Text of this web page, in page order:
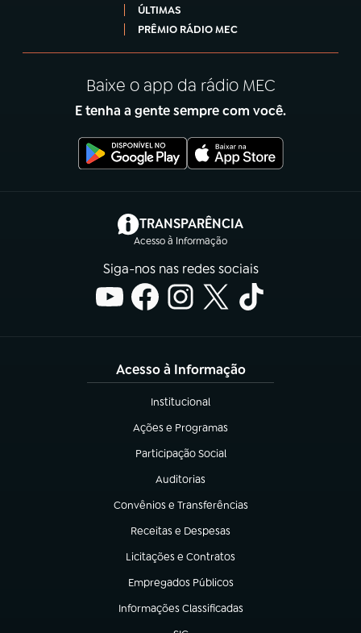
ÚLTIMAS
PRÊMIO RÁDIO MEC
Baixe o app da rádio MEC
E tenha a gente sempre com você.
TRANSPARÊNCIA
Acesso à Informação
(abre em nova aba)
Siga-nos nas redes sociais
Acesso à Informação
Institucional
(abre em nova aba)
Ações e Programas
(abre em nova aba)
Participação Social
(abre em nova aba)
Auditorias
(abre em nova aba)
Convênios e Transferências
(abre em nova aba)
Receitas e Despesas
(abre em nova aba)
Licitações e Contratos
(abre em nova aba)
Empregados Públicos
(abre em nova aba)
Informações Classificadas
(abre em nova aba)